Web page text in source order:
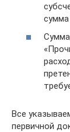
сумма
Все
первичной